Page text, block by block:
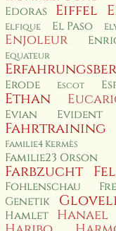
Edoras
Eiffel
Elfique El Paso
Enjoleur
Equateur
Erode
Escot
Ethan
Evian
Evident
Fahrtraining
Familie4 Kermès
Familie23 Orson
Farbzucht
Fohlenschau
Genetik
Hamlet
Hanael